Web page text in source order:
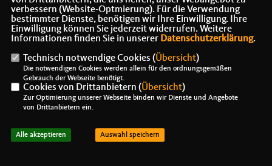
verbessern (Website-Optmierung). Für die Verwendung
bestimmter Dienste, benötigen wir Ihre Einwilligung. Ihre
Einwilligung können Sie jederzeit widerrufen. Weitere
Informationen finden Sie in unserer Datenschutzerklärung.
Technisch notwendige Cookies (Übersicht)
Die notwendigen Cookies werden allein für den ordnungsgemäßen
Gebrauch der Webseite benötigt.
Cookies von Drittanbietern (Übersicht)
Zur Optimierung unserer Webseite binden wir Dienste und Angebote
von Drittanbietern ein.
Alle akzeptieren Auswahl speichern